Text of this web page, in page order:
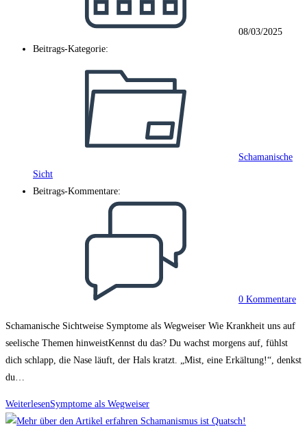
08/03/2025
Beitrags-Kategorie:
Schamanische
Sicht
Beitrags-Kommentare:
0 Kommentare
Schamanische Sichtweise Symptome als Wegweiser Wie Krankheit uns auf
seelische Themen hinweistKennst du das? Du wachst morgens auf, fühlst
dich schlapp, die Nase läuft, der Hals kratzt. „Mist, eine Erkältung!“, denkst
du…
WeiterlesenSymptome als Wegweiser